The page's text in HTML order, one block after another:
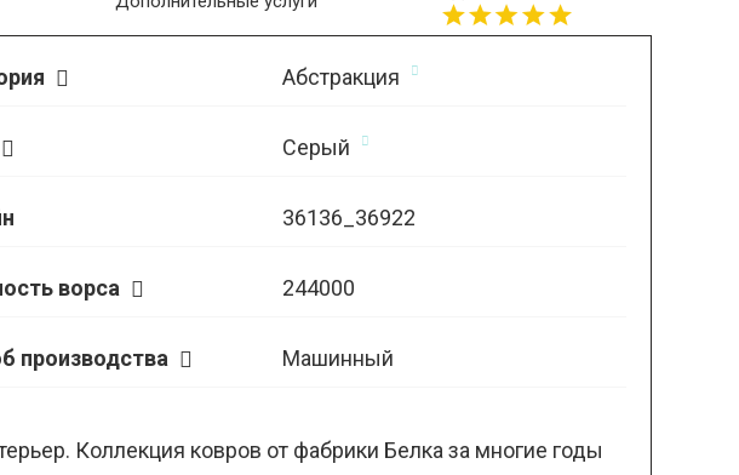
Абстракция
Серый
36136_36922
ворса 244000
производства Машинный
Коллекция ковров от фабрики Белка за многие годы